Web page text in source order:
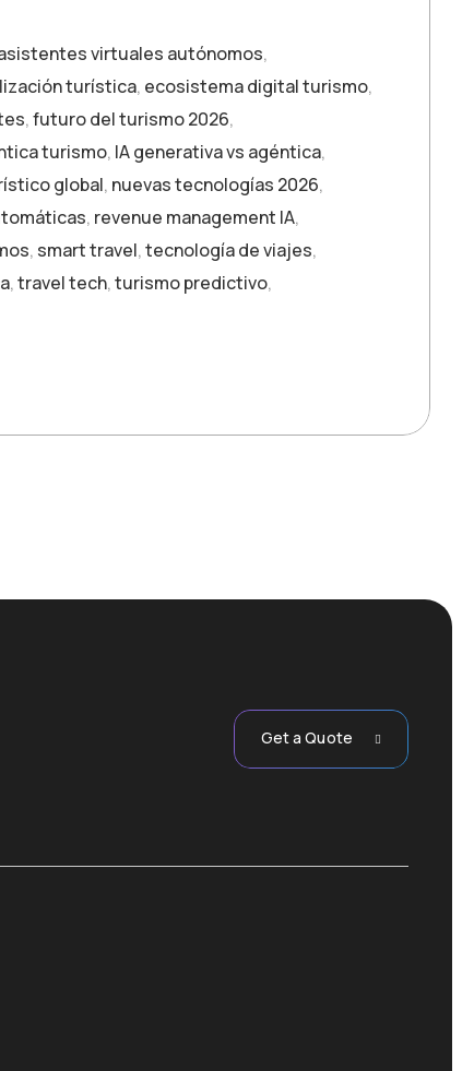
virtuales autónomos,
turística, ecosistema digital turismo,
,futuro del turismo 2026,
turismo, IA generativa vs agéntica,
global, nuevas tecnologías 2026,
, revenue management IA,
, smart travel,tecnología de viajes,
,travel tech,turismo predictivo,
Get a Quote